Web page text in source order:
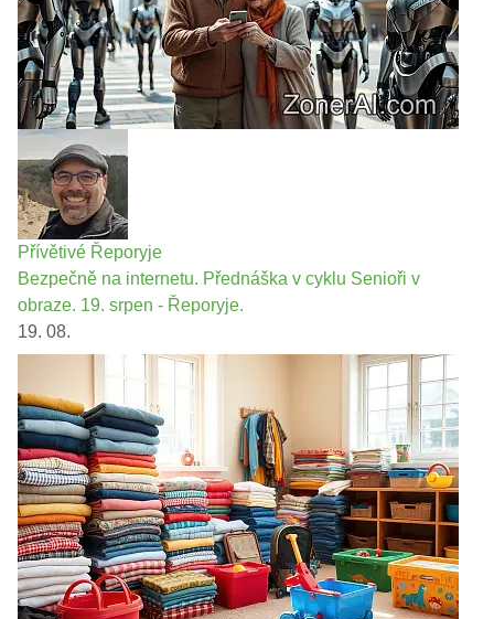
Přívětivé Řeporyje
Bezpečně na internetu. Přednáška v cyklu Senioři v
obraze. 19. srpen - Řeporyje.
19. 08.